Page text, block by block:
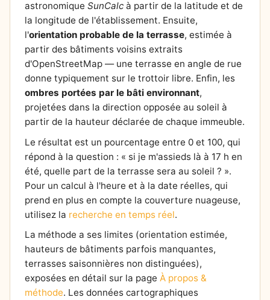
astronomique SunCalc à partir de la latitude et de
la longitude de l'établissement. Ensuite,
l'orientation probable de la terrasse, estimée à
partir des bâtiments voisins extraits
d'OpenStreetMap — une terrasse en angle de rue
donne typiquement sur le trottoir libre. Enfin, les
ombres portées par le bâti environnant,
projetées dans la direction opposée au soleil à
partir de la hauteur déclarée de chaque immeuble.
Le résultat est un pourcentage entre 0 et 100, qui
répond à la question : « si je m'assieds là à 17 h en
été, quelle part de la terrasse sera au soleil ? ».
Pour un calcul à l'heure et à la date réelles, qui
prend en plus en compte la couverture nuageuse,
utilisez la recherche en temps réel.
La méthode a ses limites (orientation estimée,
hauteurs de bâtiments parfois manquantes,
terrasses saisonnières non distinguées),
exposées en détail sur la page À propos &
méthode. Les données cartographiques